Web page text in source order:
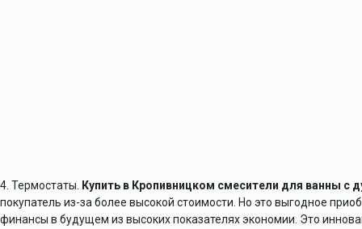
4. Термостаты.
Купить в Кропивницком смесители для ванны с
покупатель из-за более высокой стоимости. Но это выгодное
финансы в будущем из высоких показателях экономии. Это